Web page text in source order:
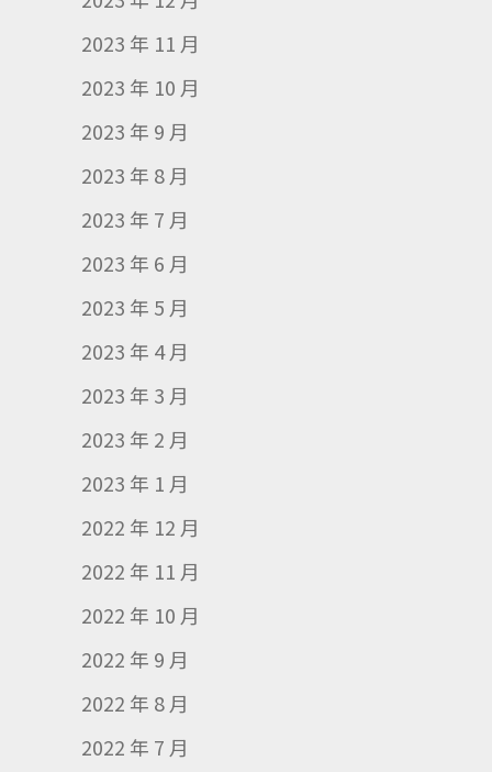
2023 年 11 月
2023 年 10 月
2023 年 9 月
2023 年 8 月
2023 年 7 月
2023 年 6 月
2023 年 5 月
2023 年 4 月
2023 年 3 月
2023 年 2 月
2023 年 1 月
2022 年 12 月
2022 年 11 月
2022 年 10 月
2022 年 9 月
2022 年 8 月
2022 年 7 月